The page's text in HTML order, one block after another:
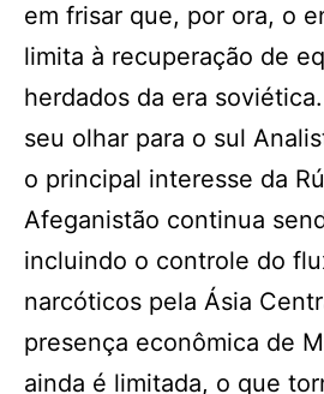
em frisar que, por ora, o
limita à recuperação de
herdados da era
seu olhar para o sul
o principal interesse da
Afeganistão continua
incluindo o controle do
narcóticos pela Ásia
presença econômica de
ainda é limitada, o que